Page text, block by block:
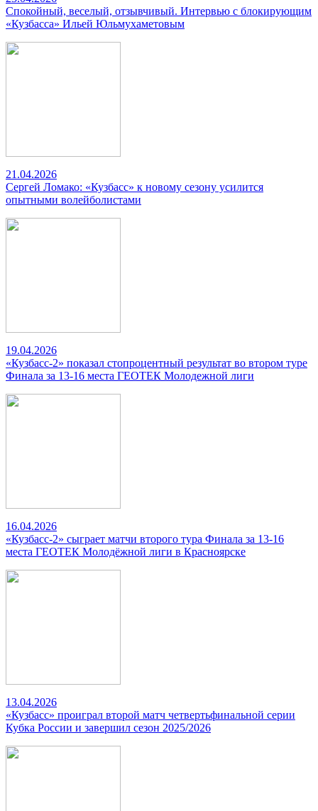
Спокойный, веселый, отзывчивый. Интервью с блокирующим
«Кузбасса» Ильей Юльмухаметовым
21.04.2026
Сергей Ломако: «Кузбасс» к новому сезону усилится
опытными волейболистами
19.04.2026
«Кузбасс-2» показал стопроцентный результат во втором туре
Финала за 13-16 места ГЕОТЕК Молодежной лиги
16.04.2026
«Кузбасс-2» сыграет матчи второго тура Финала за 13-16
места ГЕОТЕК Молодёжной лиги в Красноярске
13.04.2026
«Кузбасс» проиграл второй матч четвертьфинальной серии
Кубка России и завершил сезон 2025/2026